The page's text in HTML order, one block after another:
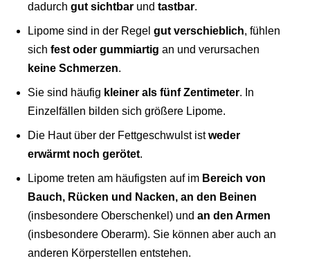
dadurch gut sichtbar und tastbar.
Lipome sind in der Regel gut verschieblich, fühlen
sich fest oder gummiartig an und verursachen
keine Schmerzen.
Sie sind häufig kleiner als fünf Zentimeter. In
Einzelfällen bilden sich größere Lipome.
Die Haut über der Fettgeschwulst istweder
erwärmt noch gerötet.
Lipome treten am häufigsten auf im Bereich von
Bauch, Rücken und Nacken, an den Beinen
(insbesondere Oberschenkel) und an den Armen
(insbesondere Oberarm). Sie können aber auch an
anderen Körperstellen entstehen.